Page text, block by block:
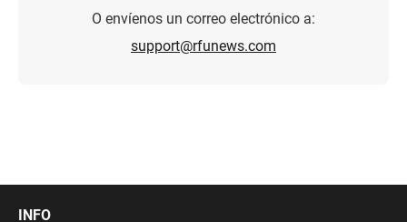
O envíenos un correo electrónico a:
support@rfunews.com
INFO